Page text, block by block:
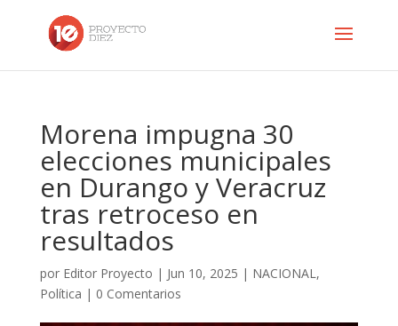
Morena impugna 30
elecciones municipales
en Durango y Veracruz
tras retroceso en
resultados
por Editor Proyecto | Jun 10, 2025 | NACIONAL,
Política | 0 Comentarios